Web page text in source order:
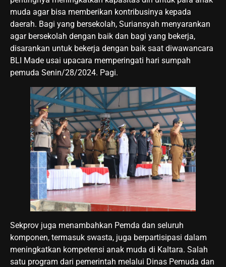
muda agar bisa memberikan kontribusinya kepada
daerah. Bagi yang bersekolah, Suriansyah menyarankan
agar bersekolah dengan baik dan bagi yang bekerja,
disarankan untuk bekerja dengan baik saat diwawancara
BLI Made usai upacara memperingati hari sumpah
pemuda Senin/28/2024. Pagi.
Sekprov juga menambahkan Pemda dan seluruh
komponen, termasuk swasta, juga berpartisipasi dalam
meningkatkan kompetensi anak muda di Kaltara. Salah
satu program dari pemerintah melalui Dinas Pemuda dan